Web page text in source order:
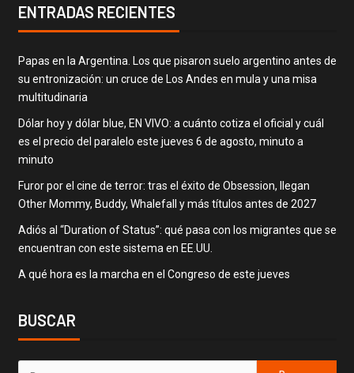
ENTRADAS RECIENTES
Papas en la Argentina. Los que pisaron suelo argentino antes de
su entronización: un cruce de Los Andes en mula y una misa
multitudinaria
Dólar hoy y dólar blue, EN VIVO: a cuánto cotiza el oficial y cuál
es el precio del paralelo este jueves 6 de agosto, minuto a
minuto
Furor por el cine de terror: tras el éxito de Obsession, llegan
Other Mommy, Buddy, Whalefall y más títulos antes de 2027
Adiós al “Duration of Status”: qué pasa con los migrantes que se
encuentran con este sistema en EE.UU.
A qué hora es la marcha en el Congreso de este jueves
BUSCAR